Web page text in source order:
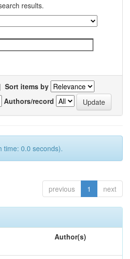
results.
| Sort items by
Authors/record
time: 0.0 seconds).
previous 1 next
Author(s)